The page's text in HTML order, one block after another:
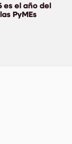
es el año del
PyMEs